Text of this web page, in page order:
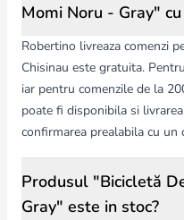
Momi Noru - Gray"
Robertino livreaza comenzi
Chisinau este gratuita.
iar pentru comenzile de la
poate fi disponibila si
confirmarea prealabila cu un
Produsul "Bicicletă
Gray" este in stoc?